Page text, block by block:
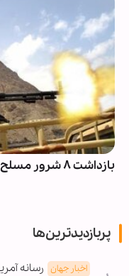
بازداشت ۸ شرور مسلح مشهور در سیستان و بلوچستان
پربازدیدترین‌ها
اخبار جهان رسانه